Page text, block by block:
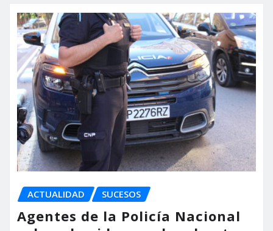
ACTUALIDAD SUCESOS
Agentes de la Policía Nacional